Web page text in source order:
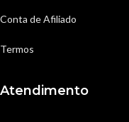
Conta de Afiliado
Termos
Atendimento